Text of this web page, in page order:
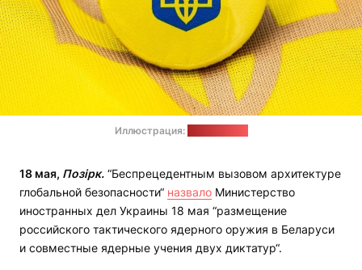
Иллюстрация:
18 мая, Позірк. “Беспрецедентным вызовом архитектуре
глобальной безопасности“ назвало Министерство
иностранных дел Украины 18 мая “размещение
российского тактического ядерного оружия в Беларуси
и совместные ядерные учения двух диктатур“.